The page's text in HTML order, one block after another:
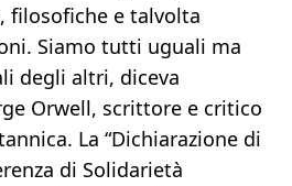
filosofiche e talvolta
Siamo tutti uguali ma
degli altri, diceva
Orwell, scrittore e critico
La “Dichiarazione di
di Solidarietà